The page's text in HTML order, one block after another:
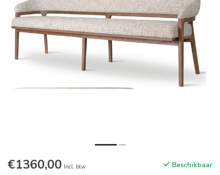
€1360,00 Incl. btw Beschikbaar